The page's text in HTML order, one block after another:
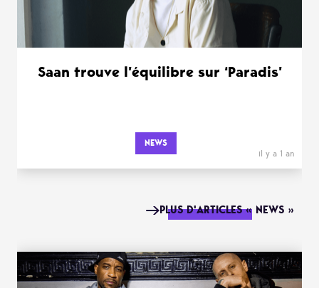
Saan trouve l’équilibre sur ‘Paradis’
NEWS
il y a 1 an
PLUS D'ARTICLES « NEWS »